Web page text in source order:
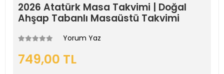
2026 Atatürk Masa Takvimi | Doğal
Ahşap Tabanlı Masaüstü Takvimi
Yorum Yaz
749,00 TL